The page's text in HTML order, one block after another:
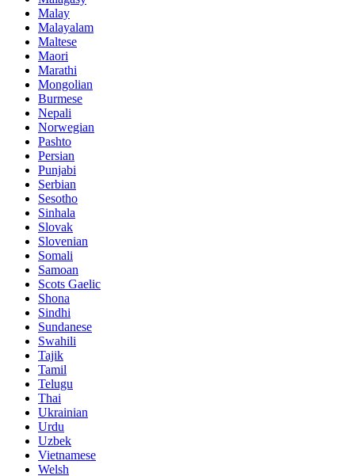
Malay
Malayalam
Maltese
Maori
Marathi
Mongolian
Burmese
Nepali
Norwegian
Pashto
Persian
Punjabi
Serbian
Sesotho
Sinhala
Slovak
Slovenian
Somali
Samoan
Scots Gaelic
Shona
Sindhi
Sundanese
Swahili
Tajik
Tamil
Telugu
Thai
Ukrainian
Urdu
Uzbek
Vietnamese
Welsh